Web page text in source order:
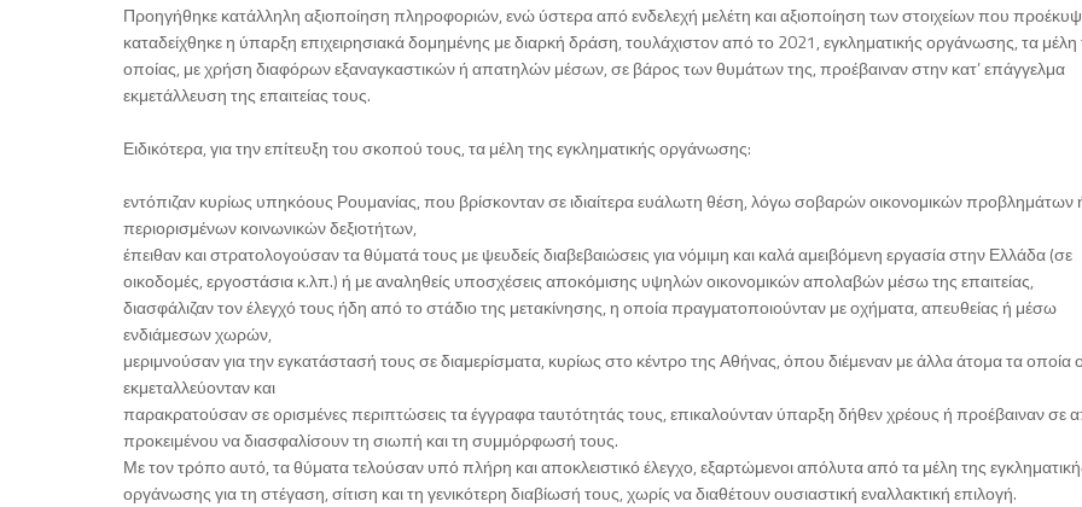
Προηγήθηκε κατάλληλη αξιοποίηση πληροφοριών, ενώ ύστερα από ενδελεχή μελέτη και αξιοποίηση των στοιχείων που
καταδείχθηκε η ύπαρξη επιχειρησιακά δομημένης με διαρκή δράση, τουλάχιστον από το 2021, εγκληματικής οργάνωσης, τα μέλη
οποίας, με χρήση διαφόρων εξαναγκαστικών ή απατηλών μέσων, σε βάρος των θυμάτων της, προέβαιναν στην κατ’ επάγγελμα
εκμετάλλευση της επαιτείας τους.
Ειδικότερα, για την επίτευξη του σκοπού τους, τα μέλη της εγκληματικής οργάνωσης:
εντόπιζαν κυρίως υπηκόους Ρουμανίας, που βρίσκονταν σε ιδιαίτερα ευάλωτη θέση, λόγω σοβαρών οικονομικών προβλημάτων
περιορισμένων κοινωνικών δεξιοτήτων,
έπειθαν και στρατολογούσαν τα θύματά τους με ψευδείς διαβεβαιώσεις για νόμιμη και καλά αμειβόμενη εργασία στην Ελλάδα (σε
οικοδομές, εργοστάσια κ.λπ.) ή με αναληθείς υποσχέσεις αποκόμισης υψηλών οικονομικών απολαβών μέσω της επαιτείας,
διασφάλιζαν τον έλεγχό τους ήδη από το στάδιο της μετακίνησης, η οποία πραγματοποιούνταν με οχήματα, απευθείας ή μέσω
ενδιάμεσων χωρών,
μεριμνούσαν για την εγκατάστασή τους σε διαμερίσματα, κυρίως στο κέντρο της Αθήνας, όπου διέμεναν με άλλα άτομα τα οποία
εκμεταλλεύονταν και
παρακρατούσαν σε ορισμένες περιπτώσεις τα έγγραφα ταυτότητάς τους, επικαλούνταν ύπαρξη δήθεν χρέους ή προέβαιναν σε
προκειμένου να διασφαλίσουν τη σιωπή και τη συμμόρφωσή τους.
Με τον τρόπο αυτό, τα θύματα τελούσαν υπό πλήρη και αποκλειστικό έλεγχο, εξαρτώμενοι απόλυτα από τα μέλη της
οργάνωσης για τη στέγαση, σίτιση και τη γενικότερη διαβίωσή τους, χωρίς να διαθέτουν ουσιαστική εναλλακτική επιλογή.